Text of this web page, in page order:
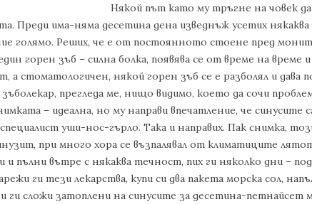
Някой път като му тръгне на човек
Преди има-няма десетина дена изведнъж усетих
голямо. Реших, че е от постоянното стоене пред
горен зъб – силна болка, появява се от време на време
а стоматологичен, някой горен зъб се е разболял и дава
зъболекар, прегледа ме, нищо видимо, което да сочи
– идеална, но му направи впечатление, че синусите
уши-нос-гърло. Така и направих. Пак снимка,
при много хора се възпалявал от климатиците
и пълни вътре с някаква течност, пих ги няколко дни –
ги тези лекарства, купи си два пакета морска сол,
и ги сложи затоплени на синусите за десетина-